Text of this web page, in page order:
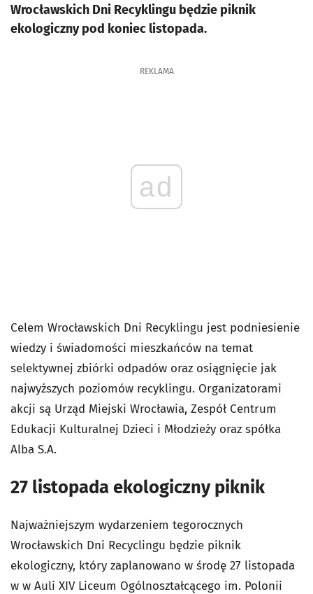
Wrocławskich Dni Recyklingu będzie piknik
ekologiczny pod koniec listopada.
REKLAMA
ad
Celem Wrocławskich Dni Recyklingu jest podniesienie
wiedzy i świadomości mieszkańców na temat
selektywnej zbiórki odpadów oraz osiągnięcie jak
najwyższych poziomów recyklingu. Organizatorami
akcji są Urząd Miejski Wrocławia, Zespół Centrum
Edukacji Kulturalnej Dzieci i Młodzieży oraz spółka
Alba S.A.
27 listopada ekologiczny piknik
Najważniejszym wydarzeniem tegorocznych
Wrocławskich Dni Recyclingu będzie piknik
ekologiczny, który zaplanowano w środę 27 listopada
w w Auli XIV Liceum Ogólnoształcącego im. Polonii